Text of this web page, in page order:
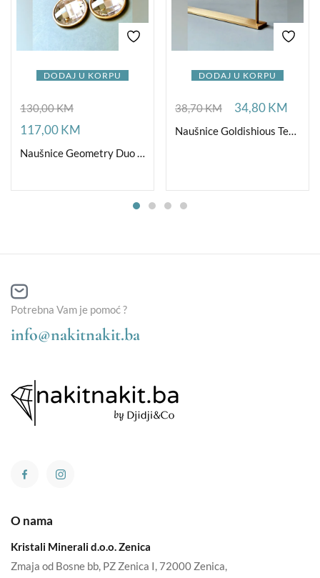
DODAJ U KORPU
130,00KM
117,00KM
Naušnice Geometry Duo Crystal Gold
DODAJ U KORPU
38,70KM 34,80KM
Naušnice Goldishious TearDrop
Potrebna Vam je pomoć ?
info@nakitnakit.ba
O nama
Kristali Minerali d.o.o. Zenica
Zmaja od Bosne bb, PZ Zenica I, 72000 Zenica,